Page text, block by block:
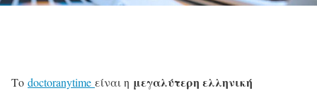
Το doctoranytime είναι η μεγαλύτερη ελληνική